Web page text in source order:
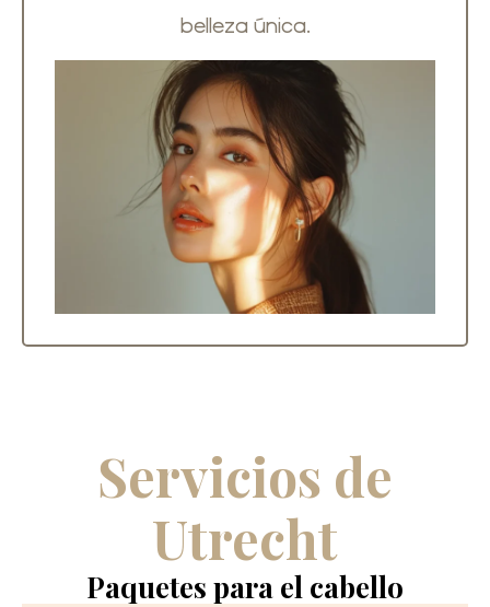
belleza única.
Servicios de
Utrecht
Paquetes para el cabello